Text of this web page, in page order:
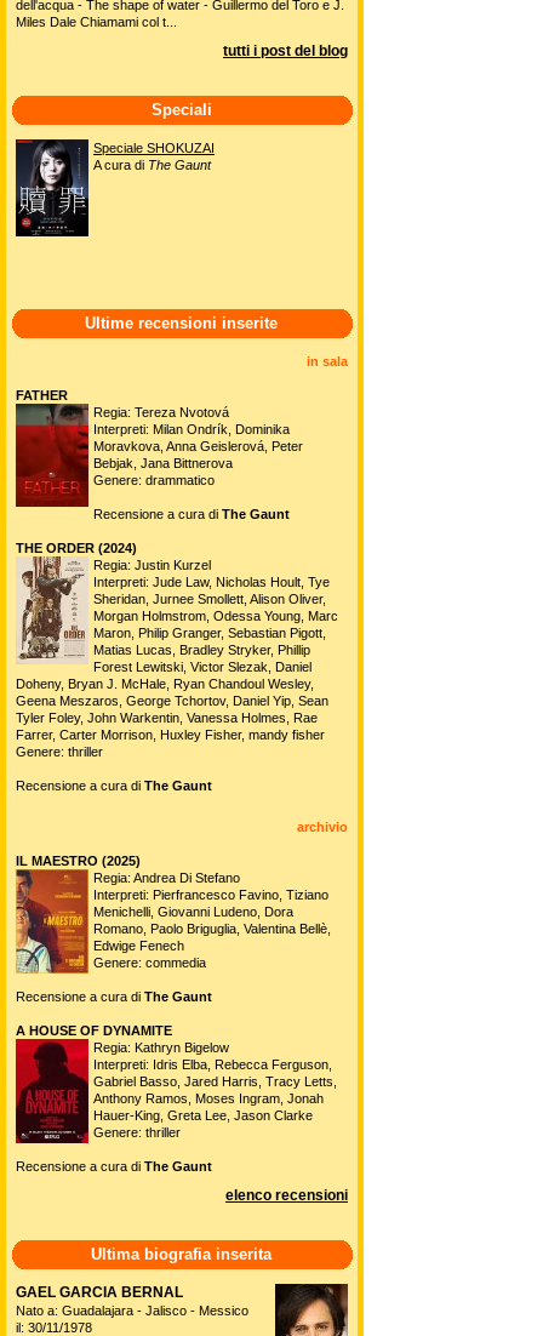
dell'acqua - The shape of water - Guillermo del Toro e J.
Miles Dale Chiamami col t...
tutti i post del blog
Speciali
Speciale SHOKUZAI
A cura di The Gaunt
Ultime recensioni inserite
in sala
FATHER
Regia: Tereza Nvotová
Interpreti: Milan Ondrík, Dominika
Moravkova, Anna Geislerová, Peter
Bebjak, Jana Bittnerova
Genere: drammatico
Recensione a cura di The Gaunt
THE ORDER (2024)
Regia: Justin Kurzel
Interpreti: Jude Law, Nicholas Hoult, Tye
Sheridan, Jurnee Smollett, Alison Oliver,
Morgan Holmstrom, Odessa Young, Marc
Maron, Philip Granger, Sebastian Pigott,
Matias Lucas, Bradley Stryker, Phillip
Forest Lewitski, Victor Slezak, Daniel
Doheny, Bryan J. McHale, Ryan Chandoul Wesley,
Geena Meszaros, George Tchortov, Daniel Yip, Sean
Tyler Foley, John Warkentin, Vanessa Holmes, Rae
Farrer, Carter Morrison, Huxley Fisher, mandy fisher
Genere: thriller
Recensione a cura di The Gaunt
archivio
IL MAESTRO (2025)
Regia: Andrea Di Stefano
Interpreti: Pierfrancesco Favino, Tiziano
Menichelli, Giovanni Ludeno, Dora
Romano, Paolo Briguglia, Valentina Bellè,
Edwige Fenech
Genere: commedia
Recensione a cura di The Gaunt
A HOUSE OF DYNAMITE
Regia: Kathryn Bigelow
Interpreti: Idris Elba, Rebecca Ferguson,
Gabriel Basso, Jared Harris, Tracy Letts,
Anthony Ramos, Moses Ingram, Jonah
Hauer-King, Greta Lee, Jason Clarke
Genere: thriller
Recensione a cura di The Gaunt
elenco recensioni
Ultima biografia inserita
GAEL GARCIA BERNAL
Nato a: Guadalajara - Jalisco - Messico
il: 30/11/1978